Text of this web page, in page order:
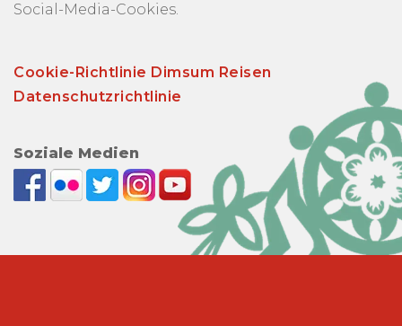
Social-Media-Cookies.
Cookie-Richtlinie Dimsum Reisen
Datenschutzrichtlinie
Soziale Medien